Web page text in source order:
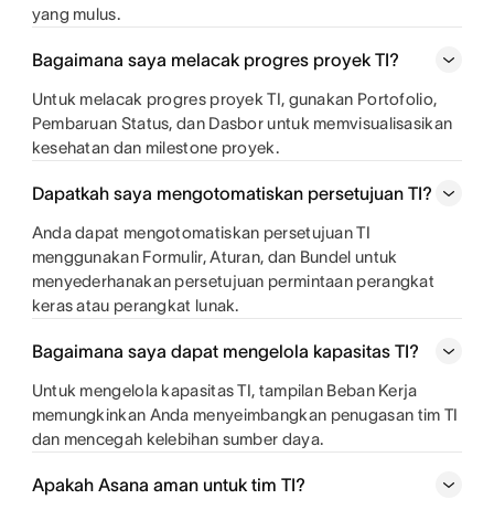
yang mulus.
Bagaimana saya melacak progres proyek TI?
Untuk melacak progres proyek TI, gunakan Portofolio,
Pembaruan Status, dan Dasbor untuk memvisualisasikan
kesehatan dan milestone proyek.
Dapatkah saya mengotomatiskan persetujuan TI?
Anda dapat mengotomatiskan persetujuan TI
menggunakan Formulir, Aturan, dan Bundel untuk
menyederhanakan persetujuan permintaan perangkat
keras atau perangkat lunak.
Bagaimana saya dapat mengelola kapasitas TI?
Untuk mengelola kapasitas TI, tampilan Beban Kerja
memungkinkan Anda menyeimbangkan penugasan tim TI
dan mencegah kelebihan sumber daya.
Apakah Asana aman untuk tim TI?